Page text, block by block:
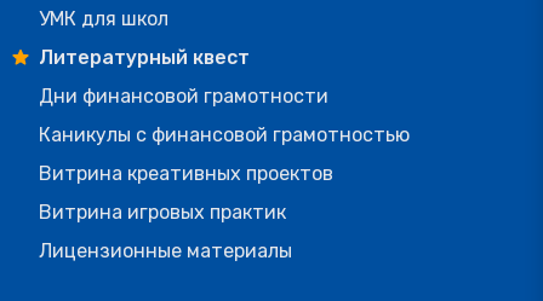
УМК для школ
Литературный квест
Дни финансовой грамотности
Каникулы с финансовой грамотностью
Витрина креативных проектов
Витрина игровых практик
Лицензионные материалы